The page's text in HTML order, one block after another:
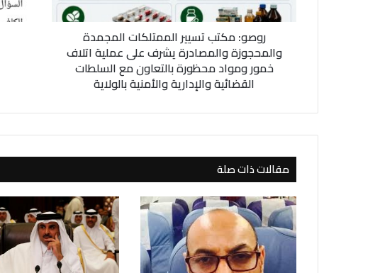
ب
ا
م
م
ل
ك
ا
ت
ا
روصو: مكتب تسيير الممتلكات المجمدة
والمحجوزة والمصادرة يشرف على عملية اتلاف
خمور ومواد محظورة بالتعاون مع السلطات
القضائية والإدارية والأمنية بالولاية
و
ي
ت
ن
ي
ي
ت
مقالات ذات صلة